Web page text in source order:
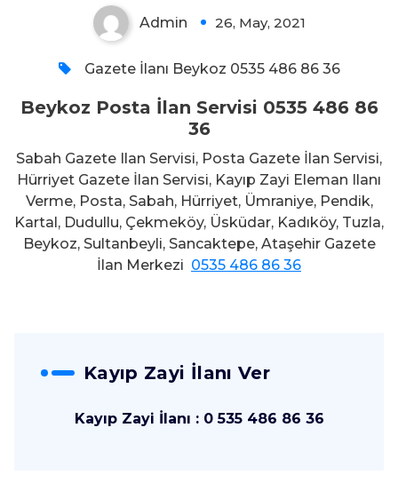
Admin 26, May, 2021
Gazete İlanı Beykoz 0535 486 86 36
Beykoz Posta İlan Servisi 0535 486 86
36
Sabah Gazete Ilan Servisi, Posta Gazete İlan Servisi,
Hürriyet Gazete İlan Servisi, Kayıp Zayi Eleman Ilanı
Verme, Posta, Sabah, Hürriyet, Ümraniye, Pendik,
Kartal, Dudullu, Çekmeköy, Üsküdar, Kadıköy, Tuzla,
Beykoz, Sultanbeyli, Sancaktepe, Ataşehir Gazete
İlan Merkezi 0535 486 86 36
Kayıp Zayi İlanı Ver
Kayıp Zayi İlanı : 0 535 486 86 36